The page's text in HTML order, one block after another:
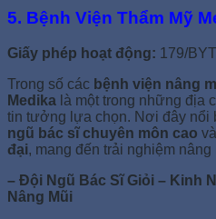
5. Bệnh Viện Thẩm Mỹ
Giấy phép hoạt động: 179/
Trong số các bệnh viện nâng
Medika là một trong những địa
tin tưởng lựa chọn. Nơi đây nổi
ngũ bác sĩ chuyên môn cao và
đại, mang đến trải nghiệm
– Đội Ngũ Bác Sĩ Giỏi – Kinh
Nâng Mũi